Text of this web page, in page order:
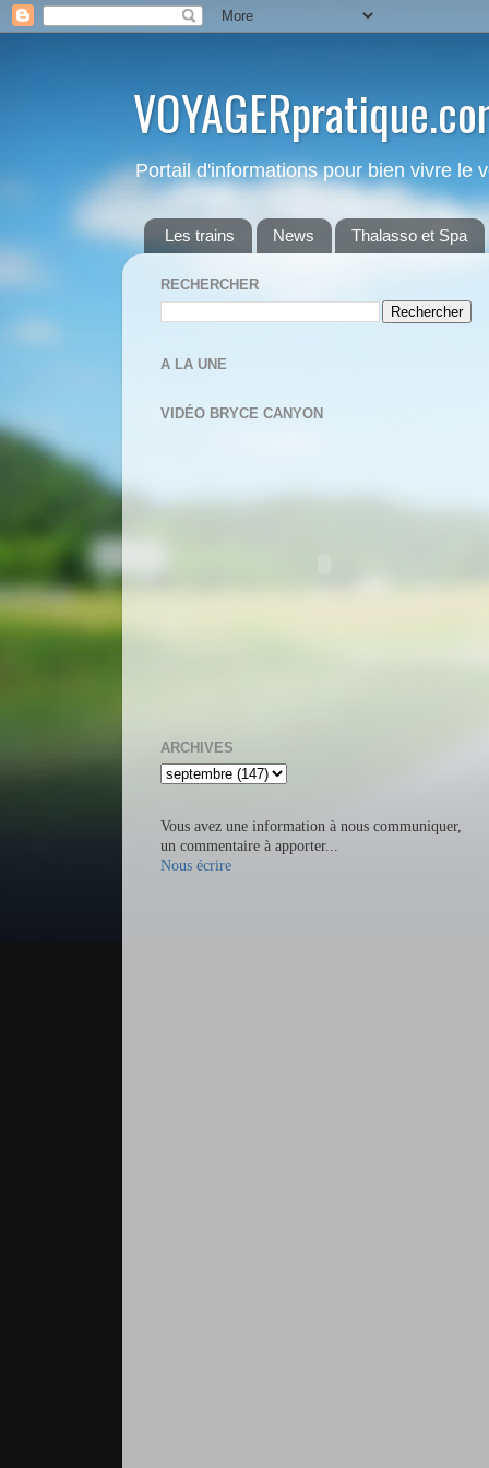
Portail d'informations pour bien vivre le
Les trains News Thalasso et Spa
RECHERCHER
A LA UNE
VIDÉO BRYCE CANYON
ARCHIVES
Vous avez une information à nous communiquer,
un commentaire à apporter...
Nous écrire